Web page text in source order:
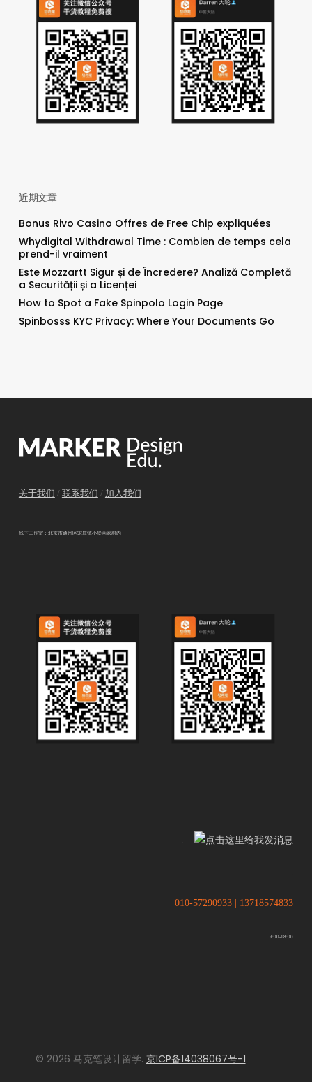
近期文章
Bonus Rivo Casino Offres de Free Chip expliquées
Whydigital Withdrawal Time : Combien de temps cela
prend-il vraiment
Este Mozzartt Sigur și de Încredere? Analiză Completă
a Securității și a Licenței
How to Spot a Fake Spinpolo Login Page
Spinbosss KYC Privacy: Where Your Documents Go
关于我们 / 联系我们 / 加入我们
线下工作室：北京市通州区宋庄镇小堡画家村内
010-57290933 | 13718574833
9:00-18:00
© 2026 马克笔设计留学. 京ICP备14038067号-1